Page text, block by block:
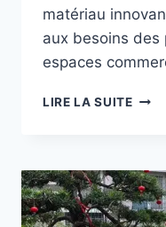
matériau
aux besoins des
espaces
LIRE LA SUITE
DE
SOL
EN